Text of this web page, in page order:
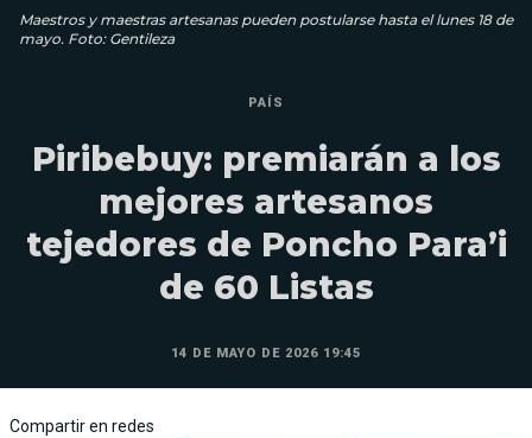
Maestros y maestras artesanas pueden postularse hasta el lunes 18 de
mayo. Foto: Gentileza
PAÍS
Piribebuy: premiarán a los
mejores artesanos
tejedores de Poncho Para’i
de 60 Listas
14 DE MAYO DE 2026 19:45
Compartir en redes